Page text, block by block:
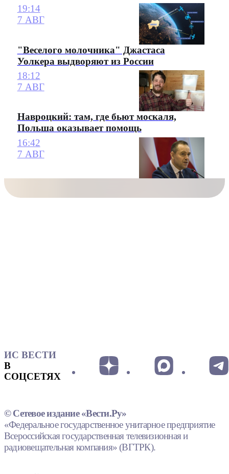
19:14
7 АВГ
"Веселого молочника" Джастаса
Уолкера выдворяют из России
18:12
7 АВГ
Навроцкий: там, где бьют москаля,
Польша оказывает помощь
16:42
7 АВГ
ИС ВЕСТИ
В
СОЦСЕТЯХ
© Сетевое издание «Вести.Ру»
«Федеральное государственное унитарное предприятие
Всероссийская государственная телевизионная и
радиовещательная компания» (ВГТРК).